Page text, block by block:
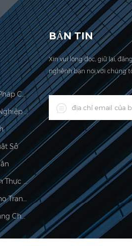
Quy Mô Tính Toán Giá Hợp Pháp Cho Thương Mại
Đèn LED Kỹ Thuật Số Công Nghiệp Kỹ Thuật Số
Số
Chỉ Thị Cân Điện Tử Chế Biến Thực Phẩm
500g Quy Mô Cọ Điện Tử Cho Trang Sức Cân
Quy Mô Trọng Lượng Nền Tảng Chống Nước Điện Tử Để Bán
BẢN TIN
Xin vui lòng đọc, giữ lại,
nghênh bạn nói với chúng